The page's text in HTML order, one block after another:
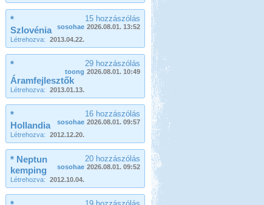
15 hozzászólás
sosohae 2026.08.01. 13:52
*
Szlovénia
Létrehozva: 2013.04.22.
29 hozzászólás
toong 2026.08.01. 10:49
*
Áramfejlesztők
Létrehozva: 2013.01.13.
16 hozzászólás
sosohae 2026.08.01. 09:57
*
Hollandia
Létrehozva: 2012.12.20.
20 hozzászólás
sosohae 2026.08.01. 09:52
* Neptun
kemping
Létrehozva: 2012.10.04.